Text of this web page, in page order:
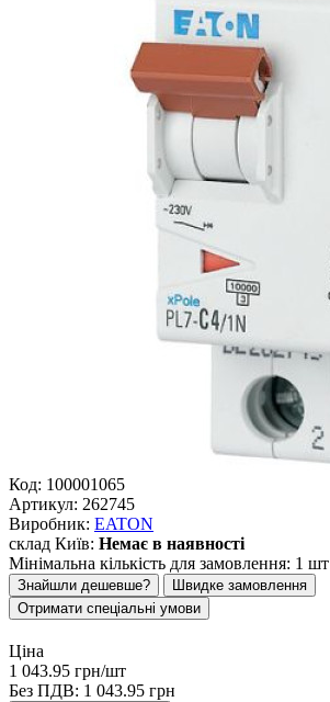
Код: 100001065
Артикул: 262745
Виробник: EATON
склад Київ: Немає в наявності
Мінімальна кількість для замовлення: 1 шт
Знайшли дешевше?
Швидке замовлення
Отримати спеціальні умови
Ціна
1 043.95 грн/шт
Без ПДВ: 1 043.95 грн